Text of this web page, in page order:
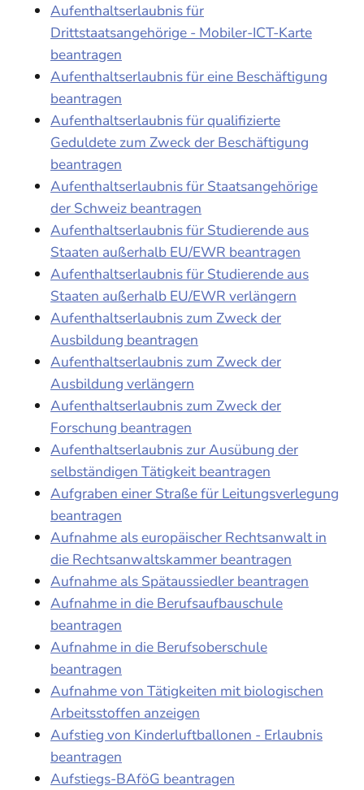
Aufenthaltserlaubnis für
Drittstaatsangehörige - Mobiler-ICT-Karte
beantragen
Aufenthaltserlaubnis für eine Beschäftigung
beantragen
Aufenthaltserlaubnis für qualifizierte
Geduldete zum Zweck der Beschäftigung
beantragen
Aufenthaltserlaubnis für Staatsangehörige
der Schweiz beantragen
Aufenthaltserlaubnis für Studierende aus
Staaten außerhalb EU/EWR beantragen
Aufenthaltserlaubnis für Studierende aus
Staaten außerhalb EU/EWR verlängern
Aufenthaltserlaubnis zum Zweck der
Ausbildung beantragen
Aufenthaltserlaubnis zum Zweck der
Ausbildung verlängern
Aufenthaltserlaubnis zum Zweck der
Forschung beantragen
Aufenthaltserlaubnis zur Ausübung der
selbständigen Tätigkeit beantragen
Aufgraben einer Straße für Leitungsverlegung
beantragen
Aufnahme als europäischer Rechtsanwalt in
die Rechtsanwaltskammer beantragen
Aufnahme als Spätaussiedler beantragen
Aufnahme in die Berufsaufbauschule
beantragen
Aufnahme in die Berufsoberschule
beantragen
Aufnahme von Tätigkeiten mit biologischen
Arbeitsstoffen anzeigen
Aufstieg von Kinderluftballonen - Erlaubnis
beantragen
Aufstiegs-BAföG beantragen